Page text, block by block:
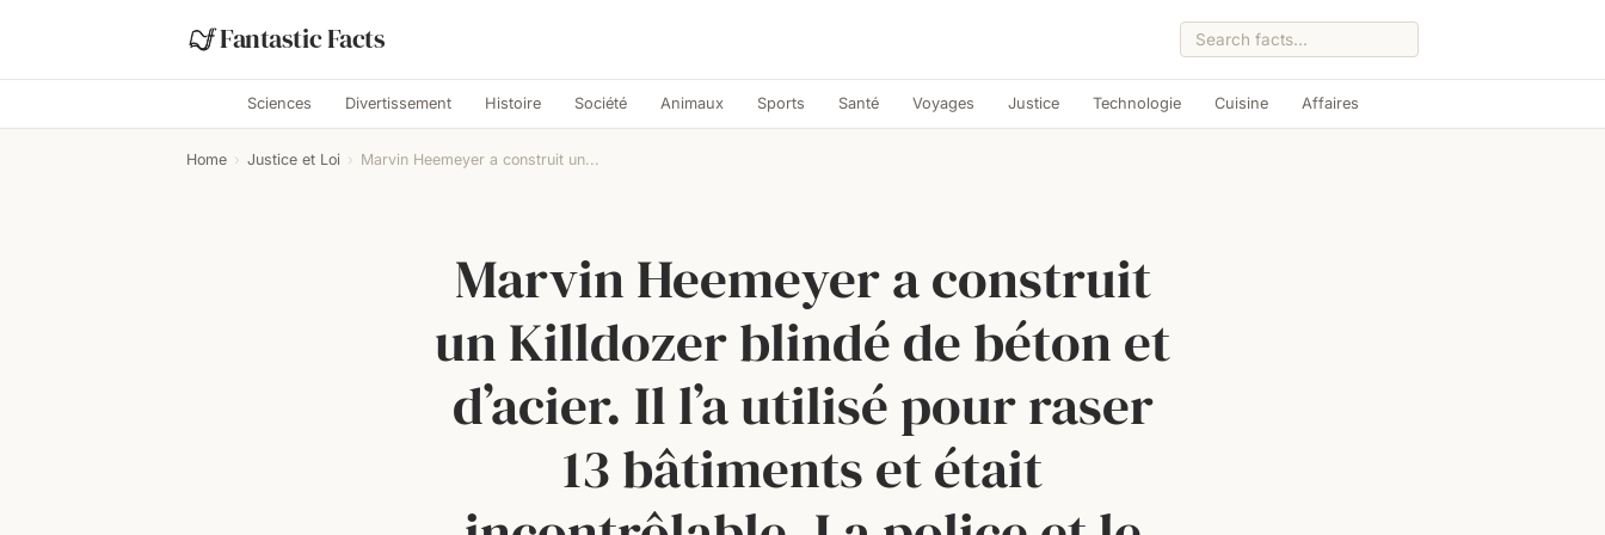
Fantastic Facts
Sciences Divertissement Histoire Société Animaux Sports Santé Voyages Justice Technologie Cuisine Affaires
Home › Justice et Loi › Marvin Heemeyer a construit un...
Marvin Heemeyer a construit
un Killdozer blindé de béton et
d’acier. Il l’a utilisé pour raser
13 bâtiments et était